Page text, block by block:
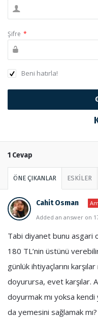
Şifre *
Beni hatırla!
1 Cevap
ÖNE ÇIKANLAR ESKİLER
Cahit Osman
Added an answer on
Tabi diyanet bunu asgari
180 TL’nin üstünü
günlük ihtiyaçlarını
doyurursa, evet karşılar.
doyurmak mı yoksa
da yemesini sağlamak mı?